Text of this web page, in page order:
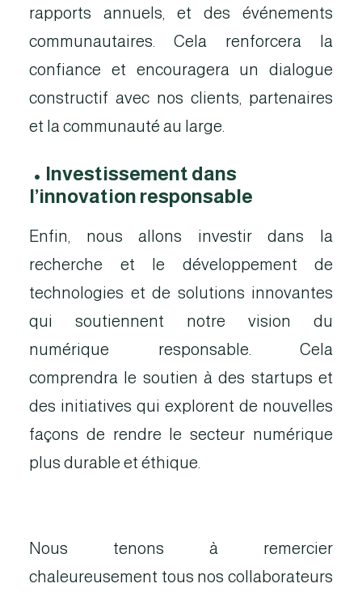
rapports annuels, et des événements
communautaires. Cela renforcera la
confiance et encouragera un dialogue
constructif avec nos clients, partenaires
et la communauté au large.
• Investissement dans
l’innovation responsable
Enfin, nous allons investir dans la
recherche et le développement de
technologies et de solutions innovantes
qui soutiennent notre vision du
numérique responsable. Cela
comprendra le soutien à des startups et
des initiatives qui explorent de nouvelles
façons de rendre le secteur numérique
plus durable et éthique.
Nous tenons à remercier
chaleureusement tous nos collaborateurs